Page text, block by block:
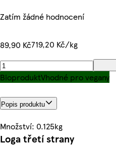
Zatím žádné hodnocení
89,90 Kč719,20 Kč/kg
BioproduktVhodné pro vegany
Popis produktu
Množství: 0.125kg
Loga třetí strany